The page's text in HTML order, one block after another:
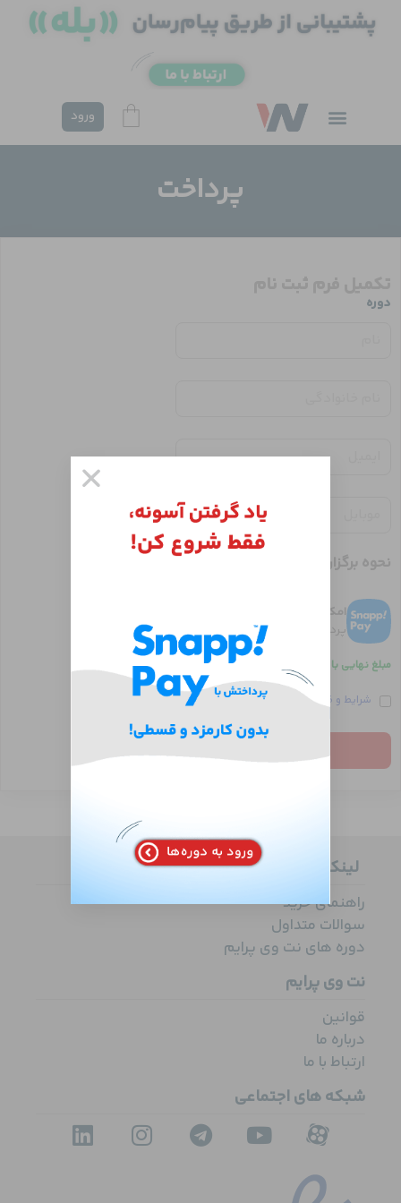
ورود
پرداخت
دوره
نحوه برگزاری
امکان خرید اقساطی با اسنپ پی
پرداخت در چهار قسط بدون کارمزد
مجموع:0 تومان
مبلغ نهایی با مالیات:
شرایط و قوانین سایت نت وی پرایم را می‌پذیرم
لینک های کاربردی
راهنمای خرید
سوالات متداول
دوره های نت وی پرایم
نت وی پرایم
قوانین
درباره ما
ارتباط با ما
شبکه های اجتماعی